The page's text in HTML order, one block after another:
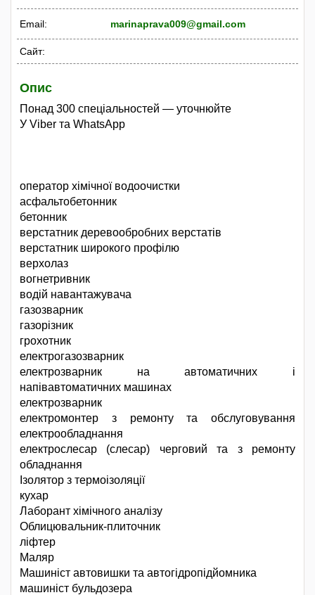
Email: marinaprava009@gmail.com
Сайт:
Опис
Понад 300 спеціальностей — уточнюйте
У Viber та WhatsApp
оператор хімічної водоочистки
асфальтобетонник
бетонник
верстатник деревообробних верстатів
верстатник широкого профілю
верхолаз
вогнетривник
водій навантажувача
газозварник
газорізник
грохотник
електрогазозварник
електрозварник на автоматичних і
напівавтоматичних машинах
електрозварник
електромонтер з ремонту та обслуговування
електрообладнання
електрослесар (слесар) черговий та з ремонту
обладнання
Ізолятор з термоізоляції
кухар
Лаборант хімічного аналізу
Облицювальник-плиточник
ліфтер
Маляр
Машиніст автовишки та автогідропідйомника
машиніст бульдозера